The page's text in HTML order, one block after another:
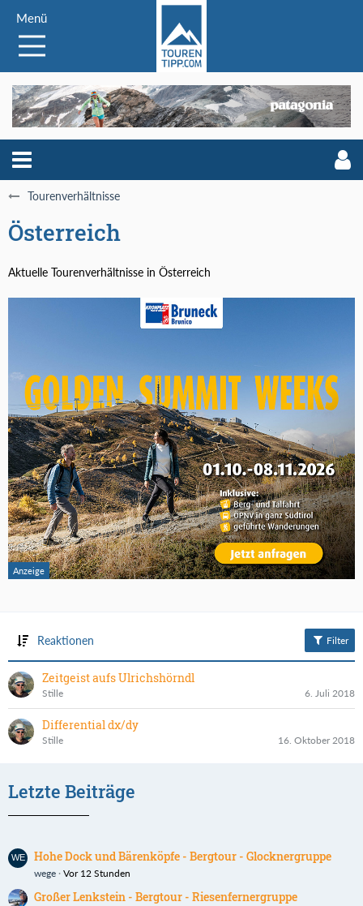
Menü
Tourenverhältnisse
Österreich
Aktuelle Tourenverhältnisse in Österreich
Reaktionen Filter
Zeitgeist aufs Ulrichshörndl
Stille 6. Juli 2018
Differential dx/dy
Stille 16. Oktober 2018
Letzte Beiträge
Hohe Dock und Bärenköpfe - Bergtour - Glocknergruppe
wege Vor 12 Stunden
Großer Lenkstein - Bergtour - Riesenfernergruppe